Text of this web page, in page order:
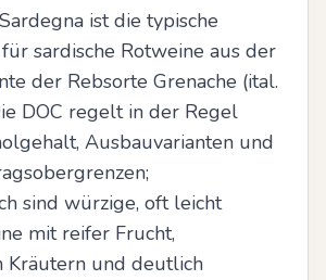
ist die typische
sardische Rotweine aus der
der Rebsorte Grenache (ital.
DOC regelt in der Regel
Ausbauvarianten und
sind würzige, oft leicht
mit reifer Frucht,
Kräutern und deutlich